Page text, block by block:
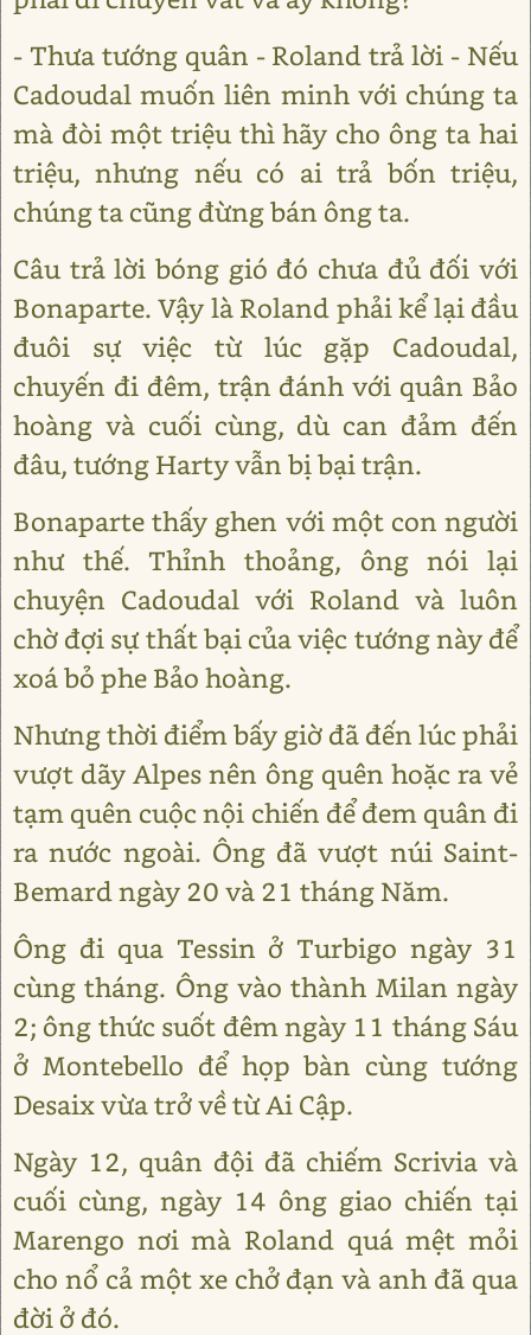
- Thưa tướng quân - Roland trả lời - Nếu
Cadoudal muốn liên minh với chúng ta
mà đòi một triệu thì hãy cho ông ta hai
triệu, nhưng nếu có ai trả bốn triệu,
chúng ta cũng đừng bán ông ta.
Câu trả lời bóng gió đó chưa đủ đối với
Bonaparte. Vậy là Roland phải kể lại đầu
đuôi sự việc từ lúc gặp Cadoudal,
chuyến đi đêm, trận đánh với quân Bảo
hoàng và cuối cùng, dù can đảm đến
đâu, tướng Harty vẫn bị bại trận.
Bonaparte thấy ghen với một con người
như thế. Thỉnh thoảng, ông nói lại
chuyện Cadoudal với Roland và luôn
chờ đợi sự thất bại của việc tướng này để
xoá bỏ phe Bảo hoàng.
Nhưng thời điểm bấy giờ đã đến lúc phải
vượt dãy Alpes nên ông quên hoặc ra vẻ
tạm quên cuộc nội chiến để đem quân đi
ra nước ngoài. Ông đã vượt núi Saint-
Bemard ngày 20 và 21 tháng Năm.
Ông đi qua Tessin ở Turbigo ngày 31
cùng tháng. Ông vào thành Milan ngày
2; ông thức suốt đêm ngày 11 tháng Sáu
ở Montebello để họp bàn cùng tướng
Desaix vừa trở về từ Ai Cập.
Ngày 12, quân đội đã chiếm Scrivia và
cuối cùng, ngày 14 ông giao chiến tại
Marengo nơi mà Roland quá mệt mỏi
cho nổ cả một xe chở đạn và anh đã qua
đời ở đó.